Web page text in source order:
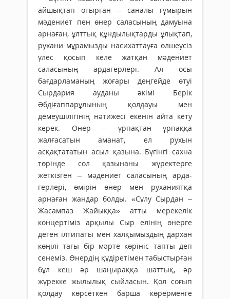
айшықтап отырған – саналы ғұмырын
мәдениет пен өнер сала­сы­ның дамуына
арнаған, ұлттық құнды­лықтарды ұлықтап,
рухани мұра­мызды наси­хаттауға өлшеусіз
үлес қосып келе жатқан мәдениет
саласының ардагерлері. Ал осы
бағдарламаның жоғары деңгейде өтуі
Сырдария ауданы әкімі Берік
Әбдіғаппарұлының қолдауы мен
демеушілігінің нәтижесі екенін айта кету
керек. Өнер – ұрпақтан ұрпаққа
жалғасатын аманат, ел рухын
асқақтататын асыл қазына. Бүгінгі сахна
төрінде сол қазынаны жүректерге
жеткізген – мәдениет саласының арда­
герлері, өмірін өнер мен руханиятқа
арнаған жандар болды. «Сұлу Сырдан –
Жасампаз Жайыққа» атты мерекелік
концертіміз арқылы Сыр елінің өнерге
деген ілтипаты мен халқымыздың дархан
көңілі тағы бір мәрте көрініс тапты деп
сенеміз. Өнердің құдіретімен табыстырған
бұл кеш әр шаңыраққа шаттық, әр
жүрекке жылылық сыйласын. Қол соғып
қолдау көрсеткен барша көрерменге